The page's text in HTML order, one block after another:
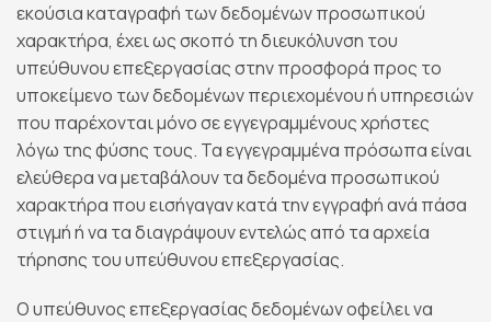
εκούσια καταγραφή των δεδομένων προσωπικού
χαρακτήρα, έχει ως σκοπό τη διευκόλυνση του
υπεύθυνου επεξεργασίας στην προσφορά προς το
υποκείμενο των δεδομένων περιεχομένου ή υπηρεσιών
που παρέχονται μόνο σε εγγεγραμμένους χρήστες
λόγω της φύσης τους. Τα εγγεγραμμένα πρόσωπα είναι
ελεύθερα να μεταβάλουν τα δεδομένα προσωπικού
χαρακτήρα που εισήγαγαν κατά την εγγραφή ανά πάσα
στιγμή ή να τα διαγράψουν εντελώς από τα αρχεία
τήρησης του υπεύθυνου επεξεργασίας.
Ο υπεύθυνος επεξεργασίας δεδομένων οφείλει να